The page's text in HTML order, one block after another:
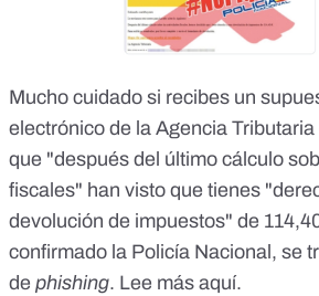
Mucho cuidado si recibes un
electrónico de la Agencia
que "después del último cálculo
fiscales" han visto que tienes
devolución de impuestos" de
confirmado la Policía Nacional, se
de phishing. Lee más aquí.